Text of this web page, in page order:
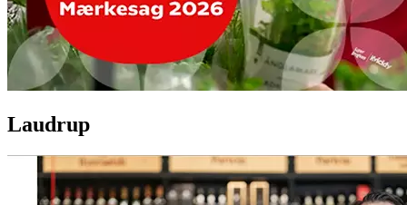
Laudrup